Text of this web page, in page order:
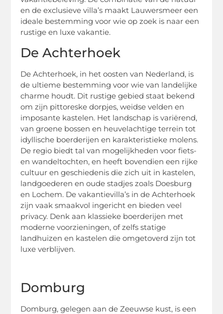
en de exclusieve villa’s maakt Lauwersmeer een
ideale bestemming voor wie op zoek is naar een
rustige en luxe vakantie.
De Achterhoek
De Achterhoek, in het oosten van Nederland, is
de ultieme bestemming voor wie van landelijke
charme houdt. Dit rustige gebied staat bekend
om zijn pittoreske dorpjes, weidse velden en
imposante kastelen. Het landschap is variërend,
van groene bossen en heuvelachtige terrein tot
idyllische boerderijen en karakteristieke molens.
De regio biedt tal van mogelijkheden voor fiets-
en wandeltochten, en heeft bovendien een rijke
cultuur en geschiedenis die zich uit in kastelen,
landgoederen en oude stadjes zoals Doesburg
en Lochem. De vakantievilla’s in de Achterhoek
zijn vaak smaakvol ingericht en bieden veel
privacy. Denk aan klassieke boerderijen met
moderne voorzieningen, of zelfs statige
landhuizen en kastelen die omgetoverd zijn tot
luxe verblijven.
Domburg
Domburg, gelegen aan de Zeeuwse kust, is een